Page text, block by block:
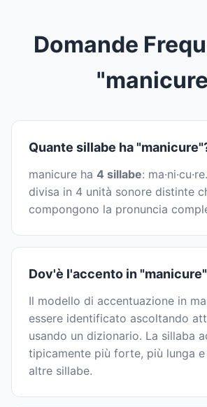
Domande
Quante sillabe ha
manicure ha 4 sillabe:
divisa in 4 unità sonore distinte
compongono la pronuncia
Dov'è l'accento in
Il modello di accentuazione in
essere identificato ascoltando
usando un dizionario. La sillaba
tipicamente più forte, più lunga
altre sillabe.